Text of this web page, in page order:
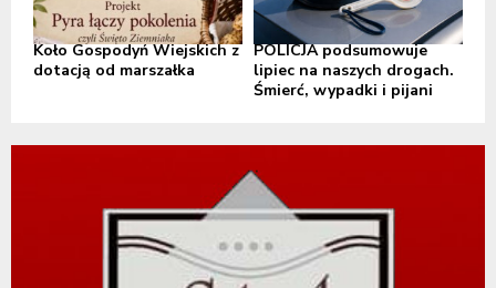
Koło Gospodyń Wiejskich z
dotacją od marszałka
POLICJA podsumowuje
lipiec na naszych drogach.
Śmierć, wypadki i pijani